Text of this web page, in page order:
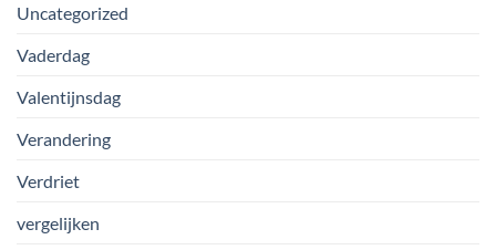
Uncategorized
Vaderdag
Valentijnsdag
Verandering
Verdriet
vergelijken